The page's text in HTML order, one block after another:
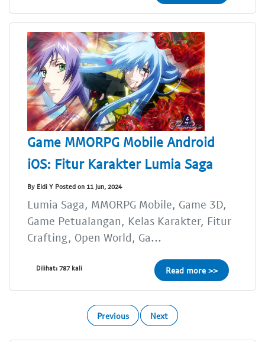
Game MMORPG Mobile Android
iOS: Fitur Karakter Lumia Saga
By Eldi Y Posted on 11 Jun, 2024
Lumia Saga, MMORPG Mobile, Game 3D,
Game Petualangan, Kelas Karakter, Fitur
Crafting, Open World, Ga...
Dilihat: 787 kali Read more >>
Previous Next